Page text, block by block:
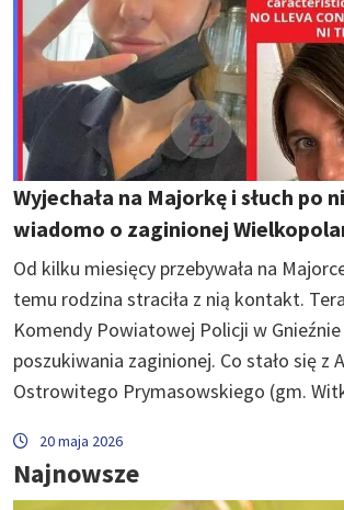
Wyjechała na Majorkę i słuch po
wiadomo o zaginionej
Od kilku miesięcy przebywała na
temu rodzina straciła z nią kontakt.
Komendy Powiatowej Policji w
poszukiwania zaginionej. Co stało się z
Ostrowitego Prymasowskiego (gm.
20 maja 2026
Najnowsze